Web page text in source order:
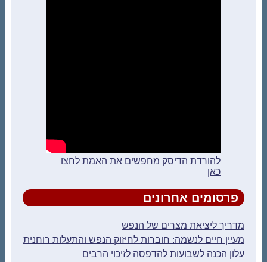
להורדת הדיסק מחפשים את האמת לחצו
כאן
פרסומים אחרונים
מדריך ליציאת מצרים של הנפש
מעיין חיים לנשמה: חוברות לחיזוק הנפש והתעלות רוחנית
עלון הכנה לשבועות להדפסה לזיכוי הרבים